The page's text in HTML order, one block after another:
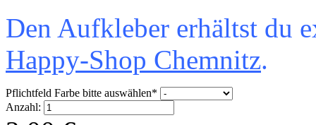
Den Aufkleber erhältst du
Happy-Shop Chemnitz.
Pflichtfeld Farbe bitte auswählen*
Anzahl: